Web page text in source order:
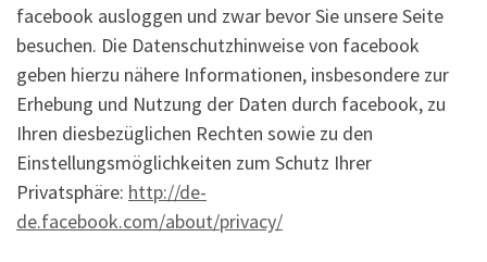
facebook ausloggen und zwar bevor Sie unsere Seite
besuchen. Die Datenschutzhinweise von facebook
geben hierzu nähere Informationen, insbesondere zur
Erhebung und Nutzung der Daten durch facebook, zu
Ihren diesbezüglichen Rechten sowie zu den
Einstellungsmöglichkeiten zum Schutz Ihrer
Privatsphäre: http://de-
de.facebook.com/about/privacy/